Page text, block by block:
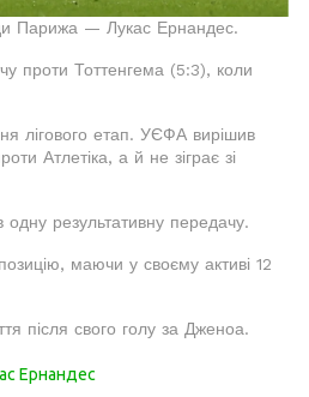
Парижа — Лукас Ернандес.
проти Тоттенгема (5:3), коли
лігового етап. УЄФА вирішив
Атлетіка, а й не зіграє зі
результативну передачу.
маючи у своєму активі 12
після свого голу за Дженоа.
Ернандес